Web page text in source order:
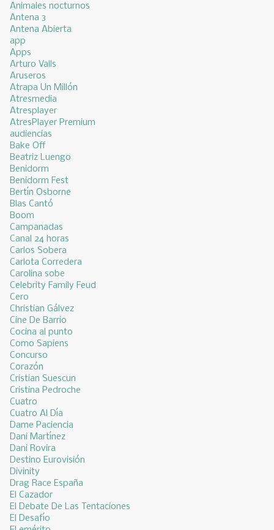
Animales nocturnos
Antena 3
Antena Abierta
app
Apps
Arturo Valls
Aruseros
Atrapa Un Millón
Atresmedia
Atresplayer
AtresPlayer Premium
audiencias
Bake Off
Beatriz Luengo
Benidorm
Benidorm Fest
Bertín Osborne
Blas Cantó
Boom
Campanadas
Canal 24 horas
Carlos Sobera
Carlota Corredera
Carolina sobe
Celebrity Family Feud
Cero
Christian Gálvez
Cine De Barrio
Cocina al punto
Como Sapiens
Concurso
Corazón
Cristian Suescun
Cristina Pedroche
Cuatro
Cuatro Al Día
Dame Paciencia
Dani Martínez
Dani Rovira
Destino Eurovisión
Divinity
Drag Race España
El Cazador
El Debate De Las Tentaciones
El Desafío